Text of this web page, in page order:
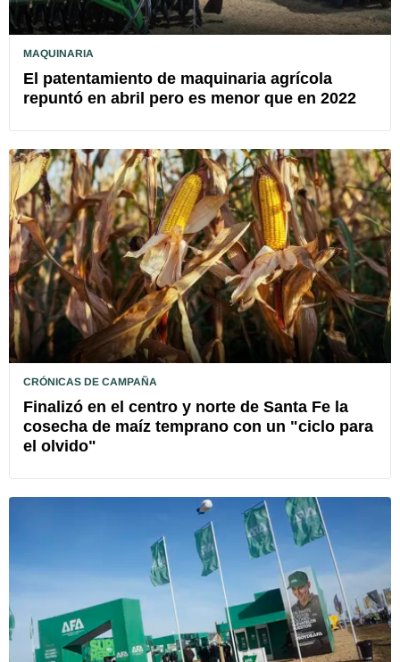
MAQUINARIA
El patentamiento de maquinaria agrícola
repuntó en abril pero es menor que en 2022
CRÓNICAS DE CAMPAÑA
Finalizó en el centro y norte de Santa Fe la
cosecha de maíz temprano con un "ciclo para
el olvido"